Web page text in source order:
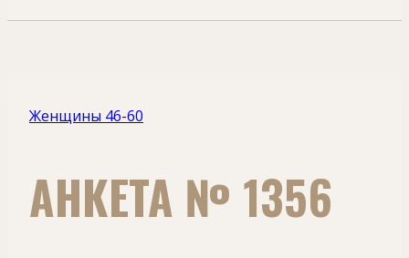
Женщины 46-60
АНКЕТА № 1356